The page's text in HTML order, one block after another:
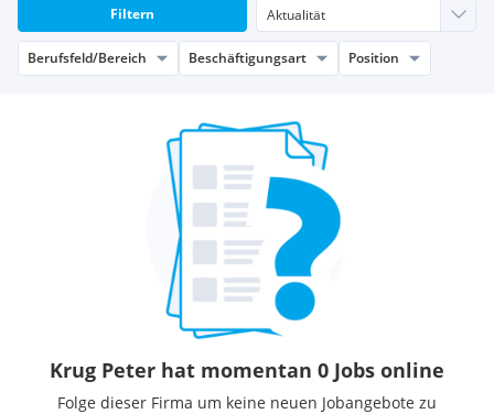
Filtern
Berufsfeld/Bereich Beschäftigungsart Position
Krug Peter hat momentan 0 Jobs online
Folge dieser Firma um keine neuen Jobangebote zu